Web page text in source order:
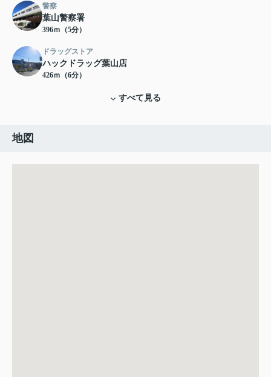
警察
葉山警察署
396ｍ（5分）
ドラッグストア
ハックドラッグ葉山店
426ｍ（6分）
すべて見る
地図